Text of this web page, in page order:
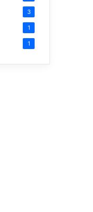
3
1
1